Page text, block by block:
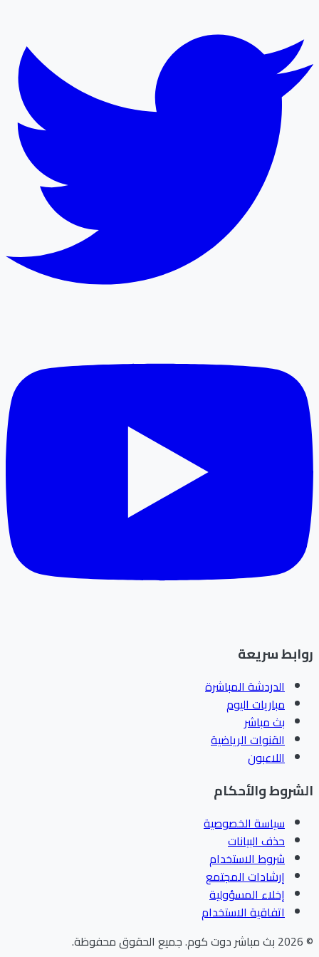
سريعة
الدردشة المباشرة
مباريات اليوم
بث مباشر
القنوات الرياضية
اللاعبون
والأحكام
سياسة الخصوصية
حذف البيانات
شروط الاستخدام
إرشادات المجتمع
إخلاء المسؤولية
اتفاقية الاستخدام
بث مباشر دوت كوم.جميع الحقوق محفوظة.